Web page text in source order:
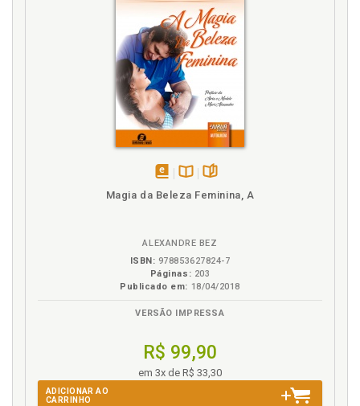
disponível
Magia da Beleza Feminina, A
ALEXANDRE BEZ
ISBN: 978853627824-7
Páginas: 203
Publicado em: 18/04/2018
VERSÃO IMPRESSA
R$ 99,90
em 3x de R$ 33,30
ADICIONAR AO
CARRINHO